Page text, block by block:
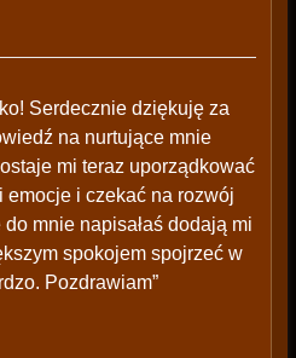
Serdecznie dziękuję za
na nurtujące mnie
mi teraz uporządkować
emocje i czekać na rozwój
mnie napisałaś dodają mi
spokojem spojrzeć w
Pozdrawiam”